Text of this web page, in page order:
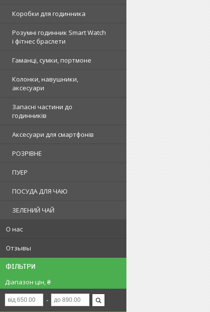
Коробки для годинника
Розумні годинник Smart Watch
і фітнес браслети
Гаманці, сумки, портмоне
Колонки, навушники,
аксесуари
Запасні частини до
годинників
Аксесуари для смартфонів
РОЗРІВНЕ
ПУЕР
ПОСУДА ДЛЯ ЧАЮ
ЗЕЛЕНИЙ ЧАЙ
О нас
Отзывы
ФІЛЬТРИ
Діапазон цін, ₴